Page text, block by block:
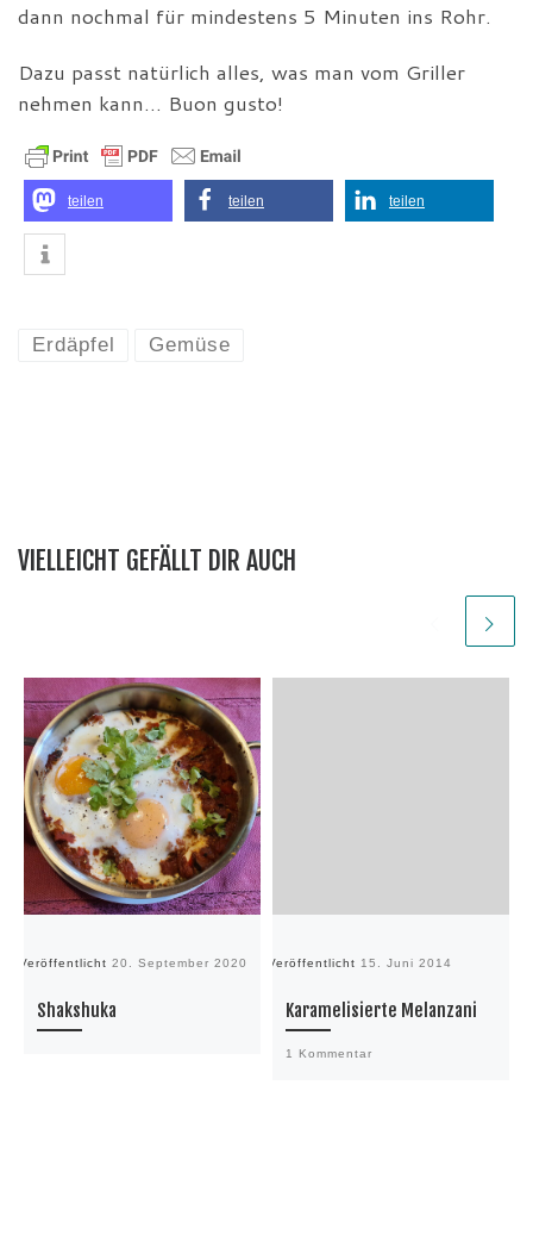
dann nochmal für mindestens 5 Minuten ins Rohr.
Dazu passt natürlich alles, was man vom Griller
nehmen kann… Buon gusto!
teilen teilen teilen
Erdäpfel Gemüse
VIELLEICHT GEFÄLLT DIR AUCH
Veröffentlicht 20. September 2020
Shakshuka
Veröffentlicht 15. Juni 2014
Karamelisierte Melanzani
1 Kommentar